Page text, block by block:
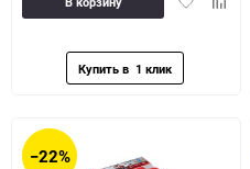
−22%